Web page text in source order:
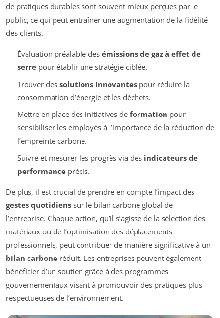
de pratiques durables sont souvent mieux perçues par le
public, ce qui peut entraîner une augmentation de la fidélité
des clients.
Évaluation préalable des émissions de gaz à effet de
serrepour établir une stratégie ciblée.
Trouver des solutions innovantespour réduire la
consommation d’énergie et les déchets.
Mettre en place des initiatives de formation pour
sensibiliser les employés à l’importance de la réduction de
l’empreinte carbone.
Suivre et mesurer les progrès via des indicateurs de
performanceprécis.
De plus, il est crucial de prendre en compte l’impact des
gestes quotidiens sur le bilan carbone global de
l’entreprise. Chaque action, qu’il s’agisse de la sélection des
matériaux ou de l’optimisation des déplacements
professionnels, peut contribuer de manière significative à un
bilan carbone réduit. Les entreprises peuvent également
bénéficier d’un soutien grâce à des programmes
gouvernementaux visant à promouvoir des pratiques plus
respectueuses de l’environnement.